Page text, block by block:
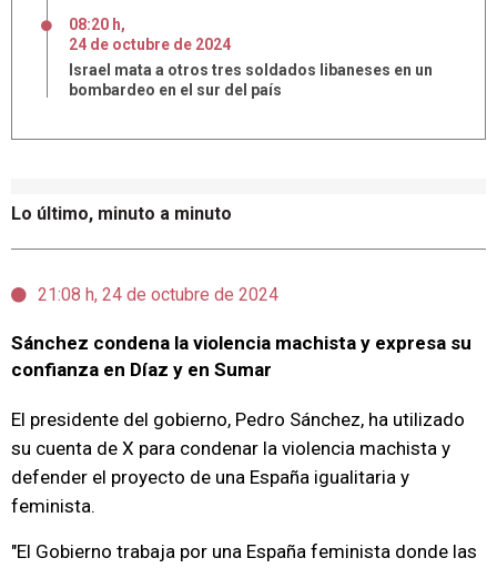
Lo último, minuto a minuto
21:08 h, 24 de octubre de 2024
Sánchez condena la violencia machista y expresa su
confianza en Díaz y en Sumar
El presidente del gobierno, Pedro Sánchez, ha utilizado
su cuenta de X para condenar la violencia machista y
defender el proyecto de una España igualitaria y
feminista.
"El Gobierno trabaja por una España feminista donde las
08:20 h,
24 de octubre de 2024
Israel mata a otros tres soldados libaneses en un
bombardeo en el sur del país